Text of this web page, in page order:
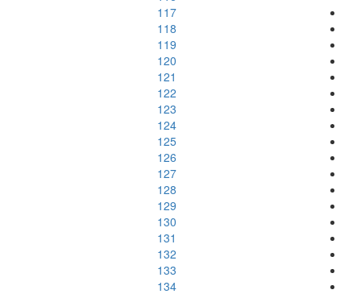
117
118
119
120
121
122
123
124
125
126
127
128
129
130
131
132
133
134